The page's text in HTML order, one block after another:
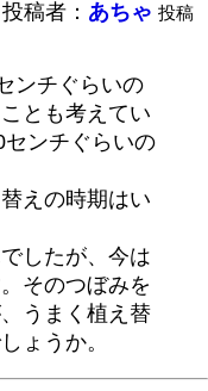
投稿者： あちゃ 投稿
ンチぐらいの
とも考えてい
ンチぐらいの
えの時期はい
したが、今は
そのつぼみを
うまく植え替
ょうか。